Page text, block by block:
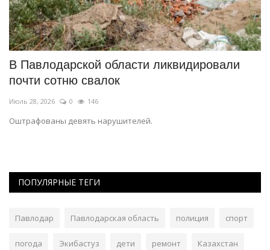
В Павлодарской области ликвидировали
почти сотню свалок
Июль 28, 2026 0 146
Оштрафованы девять нарушителей.
ПОПУЛЯРНЫЕ ТЕГИ
Павлодар Павлодарская область полиция спорт
погода Экибастуз дети ремонт Казахстан